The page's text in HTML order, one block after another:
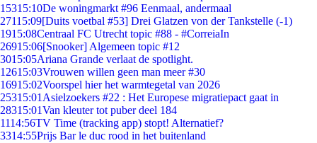
15315:10De woningmarkt #96 Eenmaal, andermaal
27115:09[Duits voetbal #53] Drei Glatzen von der Tankstelle (-1)
1915:08Centraal FC Utrecht topic #88 - #CorreiaIn
26915:06[Snooker] Algemeen topic #12
3015:05Ariana Grande verlaat de spotlight.
12615:03Vrouwen willen geen man meer #30
16915:02Voorspel hier het warmtegetal van 2026
25315:01 Asielzoekers #22 : Het Europese migratiepact gaat in
28315:01Van kleuter tot puber deel 184
1114:56TV Time (tracking app) stopt! Alternatief?
3314:55Prijs Bar le duc rood in het buitenland